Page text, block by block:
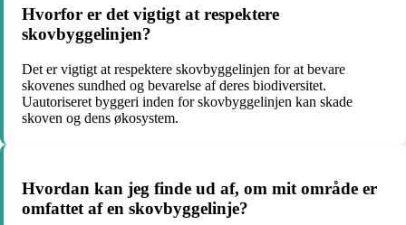
Hvorfor er det vigtigt at respektere
skovbyggelinjen?
Det er vigtigt at respektere skovbyggelinjen for at bevare
skovenes sundhed og bevarelse af deres biodiversitet.
Uautoriseret byggeri inden for skovbyggelinjen kan skade
skoven og dens økosystem.
Hvordan kan jeg finde ud af, om mit område er
omfattet af en skovbyggelinje?